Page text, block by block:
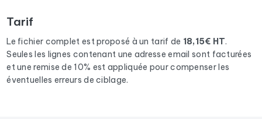
activités suivantes : Agence d'immobilier d'entreprise,
Agence immobilière, Agence de location immobilière, Agent
immobilier.
Tarif
Le fichier complet est proposé à un tarif de 18,15€ HT.
Seules les lignes contenant une adresse email sont facturées
et une remise de 10% est appliquée pour compenser les
éventuelles erreurs de ciblage.